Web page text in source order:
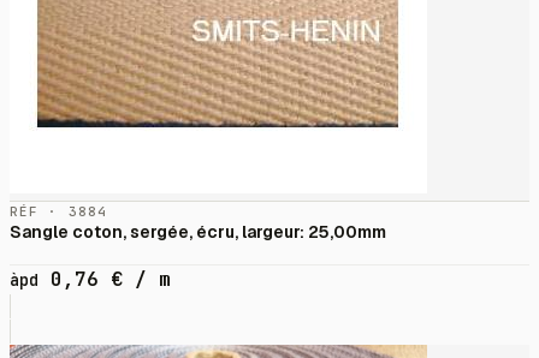
RÉF · 3884
Sangle coton, sergée, écru, largeur: 25,00mm
àpd 0,76 € / m